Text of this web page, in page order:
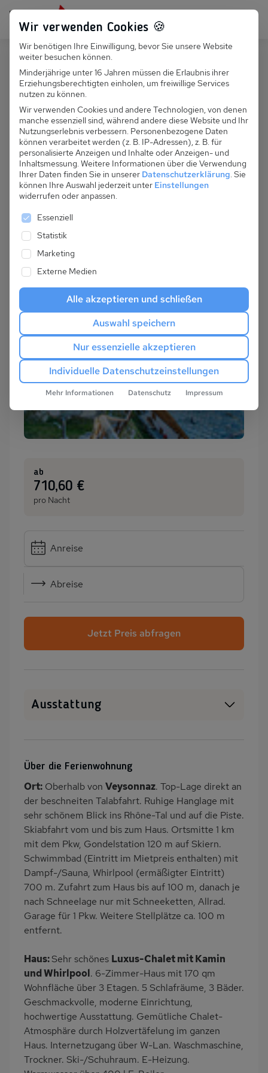
Persönlich für dich da: +49 251 899 050
Suchfeld
Suchen
CH 385.012 - Chalet Hirondelle
ab
:710,60 €
pro Nacht
Anreise
Abreise
Jetzt Preis abfragen
Ausstattung
Wäschetrockner
Garten
Terrasse
Balkon/Loggia
PKW-Parkplatz
Dusche
Gäste WC
Küche
Herd (4 Kochfelder)
Backofen
Geschirrspülmaschine
Kühlschrank
Mikrowelle
Panoramablick
Lage im Skigebiet
Nichtraucher
Haustiere/Hund
verboten
Badewanne/WC
freistehend
Internet
Balkonmöbel
Terrassenmöbel
Kaffeemaschine
Bergblick
Bettwäsche inklusive
Über die Ferienwohnung
Ort: Oberhalb von Veysonnaz. Top-Lage direkt an
der beschneiten Talabfahrt. Ruhige Hanglage mit
sehr schönem Blick ins Rhône-Tal und auf die Piste.
Skiabfahrt vom und bis zum Haus. Ortsmitte 1 km
mit dem Pkw, Gondelstation 120 m auf Skiern.
Schwimmbad (Eintritt im Mietpreis enthalten) mit
Dampf-/Sauna, Whirlpool (ermäßigter Eintritt)
700 m. Zufahrt zum Haus bis auf 100 m, danach je
nach Schneelage nur mit Schneeketten, Allrad.
Garage für 1 Pkw. Weitere Stellplätze ca. 100 m
entfernt.
Haus:Sehr schönes Luxus-Chalet mit Kamin
und Whirlpool. 6-Zimmer-Haus mit 170 qm
Wohnfläche über 3 Etagen. 5 Schlafräume, 3 Bäder.
Geschmackvolle, moderne Einrichtung,
hochwertige Ausstattung. Gemütliche Chalet-
Atmosphäre durch Holzvertäfelung im ganzen
Haus. Internetzugang über W-Lan. Waschmaschine,
Trockner. Ski-/Schuhraum. E-Heizung.
Wir verwenden Cookies 🍪
Wir benötigen Ihre Einwilligung, bevor Sie unsere Website
weiter besuchen können.
Minderjährige unter 16 Jahren müssen die Erlaubnis ihrer
Erziehungsberechtigten einholen, um freiwillige Services
nutzen zu können.
Wir verwenden Cookies und andere Technologien, von denen
manche essenziell sind, während andere diese Website und Ihr
Nutzungserlebnis verbessern. Personenbezogene Daten
können verarbeitet werden (z. B. IP-Adressen), z. B. für
personalisierte Anzeigen und Inhalte oder Anzeigen- und
Inhaltsmessung. Weitere Informationen über die Verwendung
Ihrer Daten finden Sie in unserer Datenschutzerklärung. Sie
können Ihre Auswahl jederzeit unter Einstellungen
widerrufen oder anpassen.
Es folgt eine Liste der Service-Gruppen, für die
Essenziell
Statistik
Marketing
Externe Medien
Alle akzeptieren und schließen
Auswahl speichern
Nur essenzielle akzeptieren
Individuelle Datenschutzeinstellungen
Mehr Informationen Datenschutz Impressum